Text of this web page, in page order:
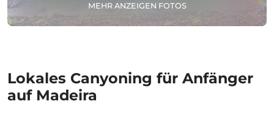
MEHR ANZEIGEN FOTOS
Lokales Canyoning für Anfänger
auf Madeira